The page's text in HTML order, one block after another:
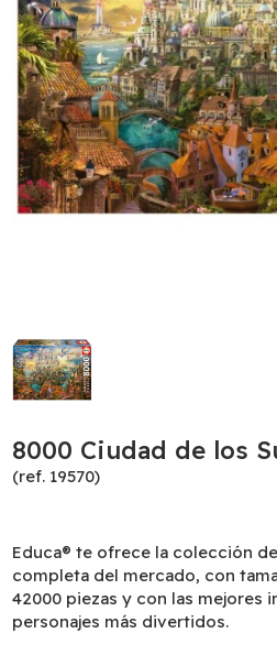
8000 Ciudad de los
(ref. 19570)
Educa® te ofrece la colección
completa del mercado, con
42000 piezas y con las mejores
personajes más divertidos.